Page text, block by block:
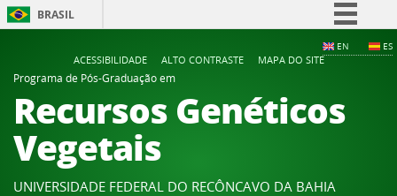
BRASIL
Participe
Acesso à informação
Canais
EN ES
ACESSIBILIDADE ALTO CONTRASTE
MAPA DO SITE
Programa de Pós-Graduação em
Recursos Genéticos
Vegetais
UNIVERSIDADE FEDERAL DO RECÔNCAVO DA BAHIA